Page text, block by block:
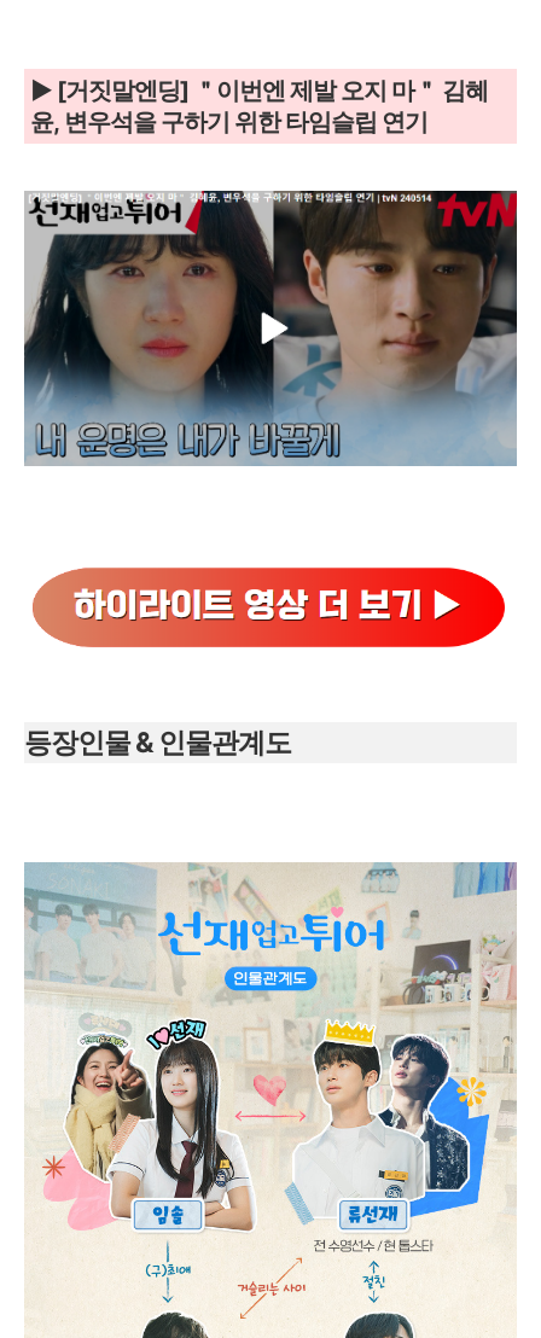
▶ [거짓말엔딩] ＂이번엔 제발 오지 마＂ 김혜
윤, 변우석을 구하기 위한 타임슬립 연기
등장인물 & 인물관계도